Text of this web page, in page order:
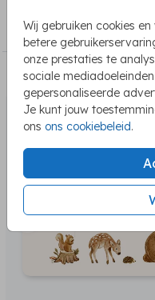
Wij gebruiken cookies
betere
onze prestaties te
sociale
gepersonaliseerde
Je kunt jouw
ons ons cookiebeleid.
Poster
PASSEND BIJ
geboortekaartje